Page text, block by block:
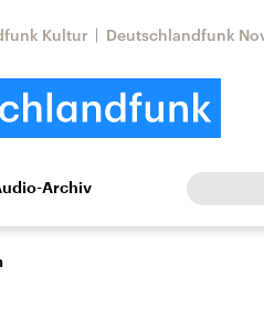
Kultur Deutschlandfunk
Europa
Archiv